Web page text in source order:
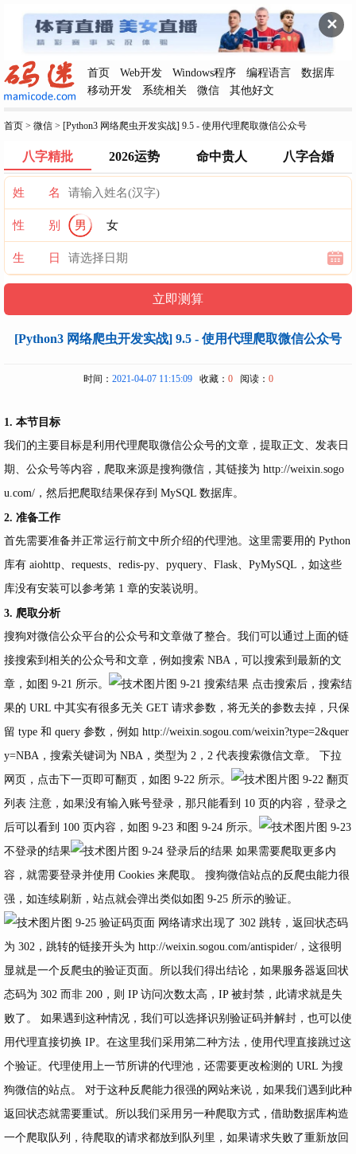
✕
首页 Web开发 Windows程序 编程语言
数据库
移动开发
系统相关 微信 其他好文
首页 > 微信 > [Python3 网络爬虫开发实战] 9.5 - 使用代理爬取微信公众号
八字精批 2026运势 命中贵人 八字合婚
姓 名
性 别 男 女
生 日
[Python3 网络爬虫开发实战] 9.5 - 使用代理爬取微信公众号
时间： 2021-04-07 11:15:09收藏： 0阅读： 0
1. 本节目标
我们的主要目标是利用代理爬取微信公众号的文章，提取正文、发表日
期、公众号等内容，爬取来源是搜狗微信，其链接为 http://weixin.sogo
u.com/，然后把爬取结果保存到 MySQL 数据库。
2. 准备工作
首先需要准备并正常运行前文中所介绍的代理池。这里需要用的 Python
库有 aiohttp、requests、redis-py、pyquery、Flask、PyMySQL，如这些
库没有安装可以参考第 1 章的安装说明。
3. 爬取分析
搜狗对微信公众平台的公众号和文章做了整合。我们可以通过上面的链
接搜索到相关的公众号和文章，例如搜索 NBA，可以搜索到最新的文
章，如图 9-21 所示。
图 9-21 搜索结果 点击搜索后，搜索结
果的 URL 中其实有很多无关 GET 请求参数，将无关的参数去掉，只保
留 type 和 query 参数，例如 http://weixin.sogou.com/weixin?type=2&quer
y=NBA，搜索关键词为 NBA，类型为 2，2 代表搜索微信文章。 下拉
网页，点击下一页即可翻页，如图 9-22 所示。
图 9-22 翻页
列表 注意，如果没有输入账号登录，那只能看到 10 页的内容，登录之
后可以看到 100 页内容，如图 9-23 和图 9-24 所示。
图 9-23
不登录的结果
图 9-24 登录后的结果 如果需要爬取更多内
容，就需要登录并使用 Cookies 来爬取。 搜狗微信站点的反爬虫能力很
强，如连续刷新，站点就会弹出类似如图 9-25 所示的验证。
图 9-25 验证码页面 网络请求出现了 302 跳转，返回状态码
为 302，跳转的链接开头为 http://weixin.sogou.com/antispider/，这很明
显就是一个反爬虫的验证页面。所以我们得出结论，如果服务器返回状
态码为 302 而非 200，则 IP 访问次数太高，IP 被封禁，此请求就是失
败了。 如果遇到这种情况，我们可以选择识别验证码并解封，也可以使
用代理直接切换 IP。在这里我们采用第二种方法，使用代理直接跳过这
个验证。代理使用上一节所讲的代理池，还需要更改检测的 URL 为搜
狗微信的站点。 对于这种反爬能力很强的网站来说，如果我们遇到此种
返回状态就需要重试。所以我们采用另一种爬取方式，借助数据库构造
一个爬取队列，待爬取的请求都放到队列里，如果请求失败了重新放回